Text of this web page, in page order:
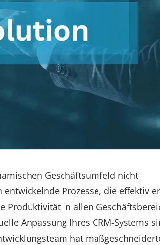
Geschäftsumfeld nicht
Prozesse, die effektiv
Produktivität in allen
Anpassung Ihres CRM-Systems
hat